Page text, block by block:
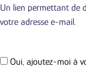
Un lien permettant de
votre adresse e-mail.
Oui, ajoutez-moi à